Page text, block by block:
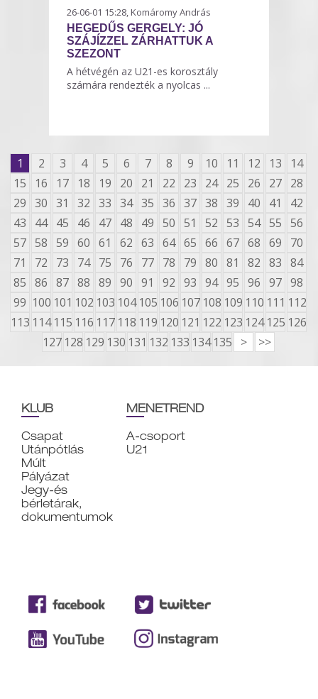
26-06-01 15:28, Komáromy András
HEGEDŰS GERGELY: JÓ
SZÁJÍZZEL ZÁRHATTUK A
SZEZONT
A hétvégén az U21-es korosztály
számára rendezték a nyolcas ...
1 2 3 4 5 6 7 8 9 10 11 12 13
14
15
16 17 18 19 20 21 22 23 24 25 26 27 28
29 30 31 32 33 34 35 36 37 38 39 40 41
42
43
44 45 46 47 48 49 50 51 52 53 54 55 56
57 58 59 60 61 62 63 64 65 66 67 68 69
70
71
72 73 74 75 76 77 78 79 80 81 82 83 84
85 86 87 88 89 90 91 92 93 94 95 96 97 98
99 100 101 102 103 104 105 106 107 108 109 110 111 112
113 114 115 116 117 118 119 120 121 122 123 124 125 126
127 128 129 130 131 132 133 134 135 > >>
KLUB
Csapat
Utánpótlás
Múlt
Pályázat
Jegy-és
bérletárak,
dokumentumok
MENETREND
A-csoport
U21